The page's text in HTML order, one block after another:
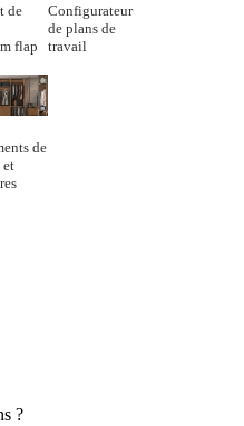
de
flap
Configurateur
de plans de
travail
de
et
?